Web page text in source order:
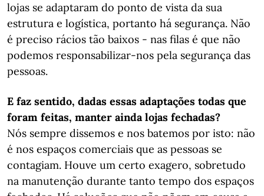
lojas se adaptaram do ponto de vista da sua
estrutura e logística, portanto há segurança. Não
é preciso rácios tão baixos - nas filas é que não
podemos responsabilizar-nos pela segurança das
pessoas.
E faz sentido, dadas essas adaptações todas que
foram feitas, manter ainda lojas fechadas?
Nós sempre dissemos e nos batemos por isto: não
é nos espaços comerciais que as pessoas se
contagiam. Houve um certo exagero, sobretudo
na manutenção durante tanto tempo dos espaços